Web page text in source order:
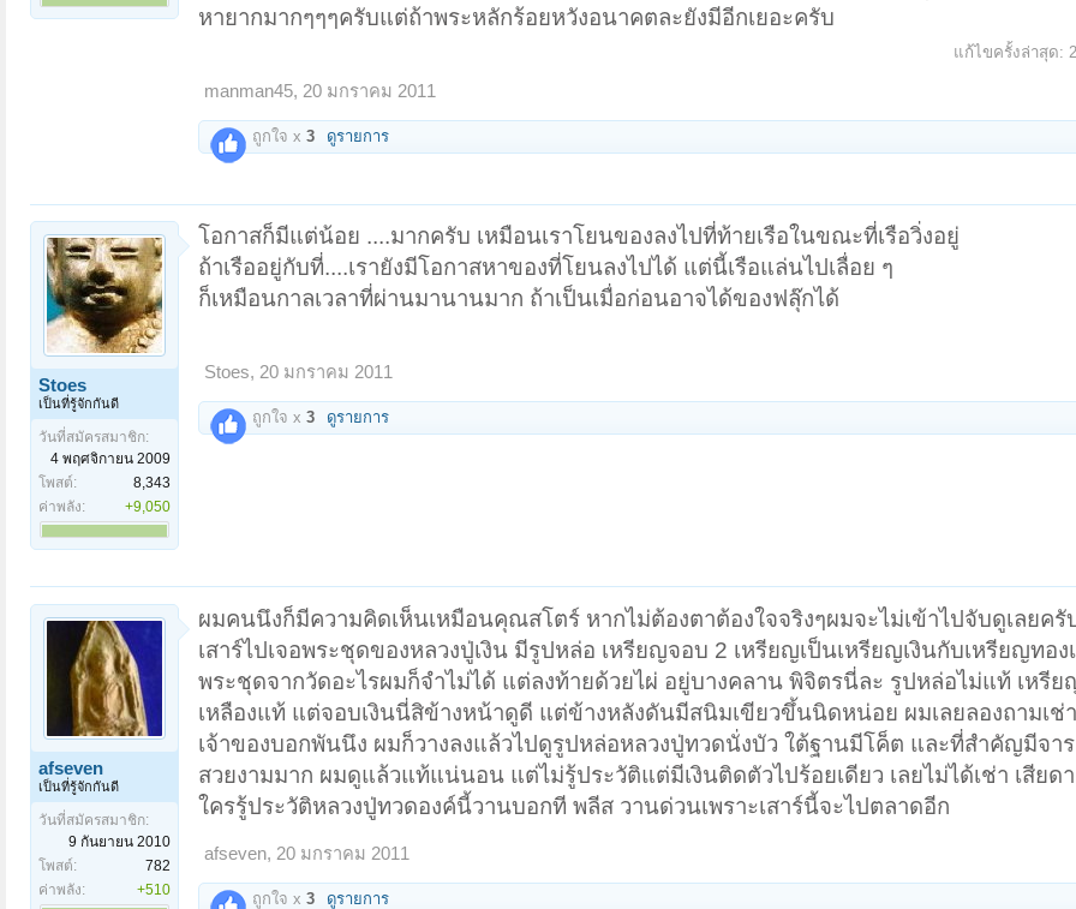
หายากมากๆๆๆครับแต่ถ้าพระหลักร้อยหวังอนาคตละยังมีอีกเยอะครับ
แก้ไขครั้งล่าสุด:
manman45, 20 มกราคม 2011
ถูกใจ x 3 ดูรายการ
Stoes
เป็นที่รู้จักกันดี
วันที่สมัครสมาชิก:
4 พฤศจิกายน 2009
โพสต์:
8,343
ค่าพลัง:
+9,050
โอกาสก็มีแต่น้อย ....มากครับ เหมือนเราโยนของลงไปที่ท้ายเรือในขณะที่เรือวิ่งอยู่
ถ้าเรืออยู่กับที่....เรายังมีโอกาสหาของที่โยนลงไปได้ แต่นี้เรือแล่นไปเลื่อย ๆ
ก็เหมือนกาลเวลาที่ผ่านมานานมาก ถ้าเป็นเมื่อก่อนอาจได้ของฟลุ๊กได้
Stoes, 20 มกราคม 2011
ถูกใจ x 3 ดูรายการ
afseven
เป็นที่รู้จักกันดี
วันที่สมัครสมาชิก:
9 กันยายน 2010
โพสต์:
782
ค่าพลัง:
+510
ผมคนนึงก็มีความคิดเห็นเหมือนคุณสโตร์ หากไม่ต้องตาต้องใจจริงๆผมจะไม่เข้าไปจับดูเลยครั
เสาร์ไปเจอพระชุดของหลวงปู่เงิน มีรูปหล่อ เหรียญจอบ 2 เหรียญเป็นเหรียญเงินกับเหรียญทอง
พระชุดจากวัดอะไรผมก็จำไม่ได้ แต่ลงท้ายด้วยไผ่ อยู่บางคลาน พิจิตรนี่ละ รูปหล่อไม่แท้ เหรี
เหลืองแท้ แต่จอบเงินนี่สิข้างหน้าดูดี แต่ข้างหลังดันมีสนิมเขียวขึ้นนิดหน่อย ผมเลยลองถามเช่
เจ้าของบอกพันนึง ผมก็วางลงแล้วไปดูรูปหล่อหลวงปู่ทวดนั่งบัว ใต้ฐานมีโค็ต และที่สำคัญมีจา
สวยงามมาก ผมดูแล้วแท้แน่นอน แต่ไม่รู้ประวัติแต่มีเงินติดตัวไปร้อยเดียว เลยไม่ได้เช่า เสียด
ใครรู้ประวัติหลวงปู่ทวดองค์นี้วานบอกที พลีส วานด่วนเพราะเสาร์นี้จะไปตลาดอีก
afseven, 20 มกราคม 2011
ถูกใจ x 3 ดูรายการ